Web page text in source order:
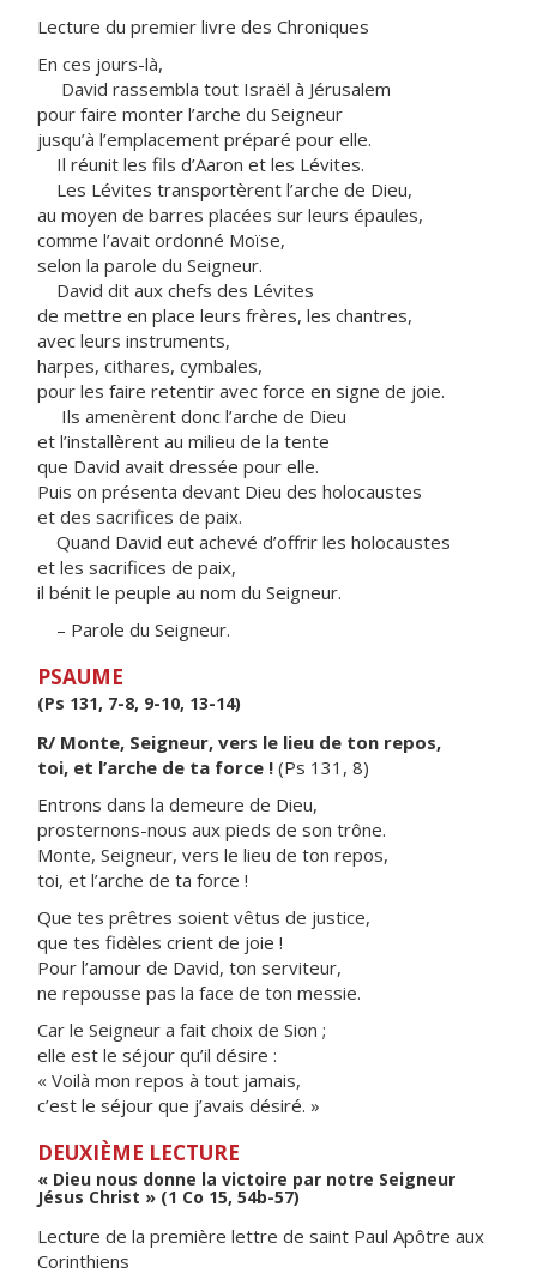
Lecture du premier livre des Chroniques
En ces jours-là,
David rassembla tout Israël à Jérusalem
pour faire monter l’arche du Seigneur
jusqu’à l’emplacement préparé pour elle.
Il réunit les fils d’Aaron et les Lévites.
Les Lévites transportèrent l’arche de Dieu,
au moyen de barres placées sur leurs épaules,
comme l’avait ordonné Moïse,
selon la parole du Seigneur.
David dit aux chefs des Lévites
de mettre en place leurs frères, les chantres,
avec leurs instruments,
harpes, cithares, cymbales,
pour les faire retentir avec force en signe de joie.
Ils amenèrent donc l’arche de Dieu
et l’installèrent au milieu de la tente
que David avait dressée pour elle.
Puis on présenta devant Dieu des holocaustes
et des sacrifices de paix.
Quand David eut achevé d’offrir les holocaustes
et les sacrifices de paix,
il bénit le peuple au nom du Seigneur.
– Parole du Seigneur.
PSAUME
(Ps 131, 7-8, 9-10, 13-14)
R/ Monte, Seigneur, vers le lieu de ton repos,
toi, et l’arche de ta force ! (Ps 131, 8)
Entrons dans la demeure de Dieu,
prosternons-nous aux pieds de son trône.
Monte, Seigneur, vers le lieu de ton repos,
toi, et l’arche de ta force !
Que tes prêtres soient vêtus de justice,
que tes fidèles crient de joie !
Pour l’amour de David, ton serviteur,
ne repousse pas la face de ton messie.
Car le Seigneur a fait choix de Sion ;
elle est le séjour qu’il désire :
« Voilà mon repos à tout jamais,
c’est le séjour que j’avais désiré. »
DEUXIÈME LECTURE
« Dieu nous donne la victoire par notre Seigneur
Jésus Christ » (1 Co 15, 54b-57)
Lecture de la première lettre de saint Paul Apôtre aux
Corinthiens